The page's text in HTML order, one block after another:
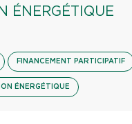
ÉNERGÉTIQUE
FINANCEMENT PARTICIPATIF
ÉNERGÉTIQUE